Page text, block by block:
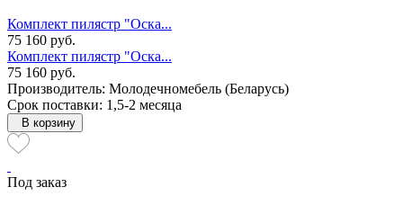
Комплект пилястр "Оска...
75 160 руб.
Комплект пилястр "Оска...
75 160 руб.
Производитель: Молодечномебель (Беларусь)
Срок поставки: 1,5-2 месяца
В корзину
Под заказ